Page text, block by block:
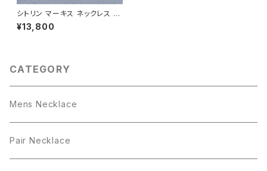
シトリン マーキス ネックレス シ
ルバー925 11月誕生石 メンズ
ユニセックス
¥13,800
CATEGORY
Mens Necklace
Pair Necklace